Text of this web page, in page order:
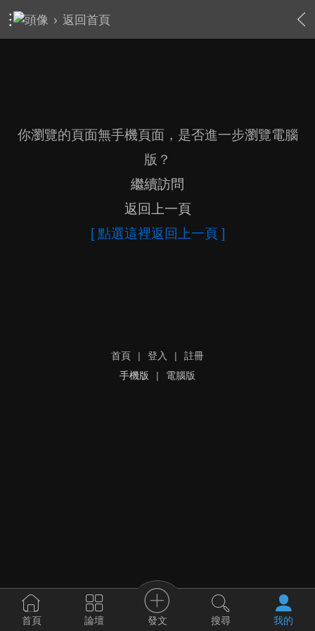
› 返回首頁
你瀏覽的頁面無手機頁面，是否進一步瀏覽電腦
版？
繼續訪問
返回上一頁
[ 點選這裡返回上一頁 ]
首頁 | 登入 |
註冊
手機版
| 電腦版
首頁 論壇 發文 搜尋 我的